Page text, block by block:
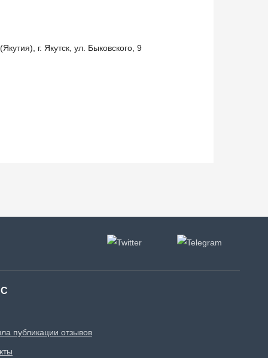
г. Якутск, ул. Быковского, 9
публикации отзывов